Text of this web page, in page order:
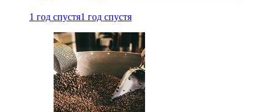
1 год спустя1 год спустя